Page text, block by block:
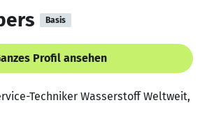
Basis
Profil ansehen
Techniker Wasserstoff Weltweit,